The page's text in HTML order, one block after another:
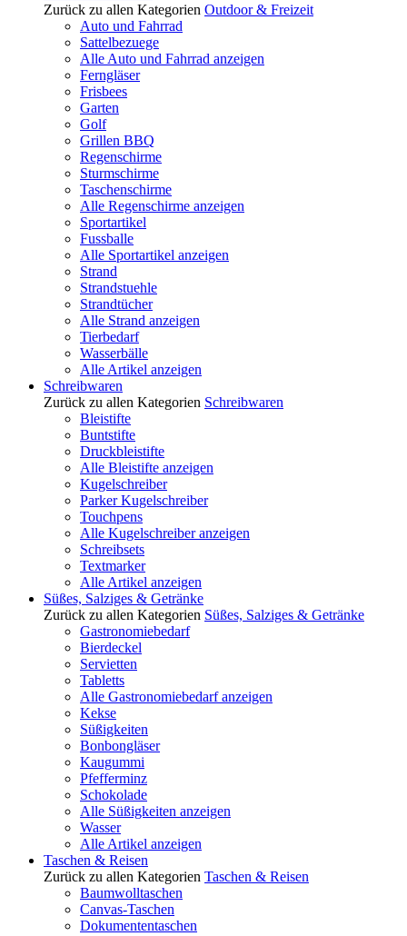
Zurück zu allen Kategorien Outdoor & Freizeit
Auto und Fahrrad
Sattelbezuege
Alle Auto und Fahrrad anzeigen
Ferngläser
Frisbees
Garten
Golf
Grillen BBQ
Regenschirme
Sturmschirme
Taschenschirme
Alle Regenschirme anzeigen
Sportartikel
Fussballe
Alle Sportartikel anzeigen
Strand
Strandstuehle
Strandtücher
Alle Strand anzeigen
Tierbedarf
Wasserbälle
Alle Artikel anzeigen
Schreibwaren
Zurück zu allen Kategorien Schreibwaren
Bleistifte
Buntstifte
Druckbleistifte
Alle Bleistifte anzeigen
Kugelschreiber
Parker Kugelschreiber
Touchpens
Alle Kugelschreiber anzeigen
Schreibsets
Textmarker
Alle Artikel anzeigen
Süßes, Salziges & Getränke
Zurück zu allen Kategorien Süßes, Salziges & Getränke
Gastronomiebedarf
Bierdeckel
Servietten
Tabletts
Alle Gastronomiebedarf anzeigen
Kekse
Süßigkeiten
Bonbongläser
Kaugummi
Pfefferminz
Schokolade
Alle Süßigkeiten anzeigen
Wasser
Alle Artikel anzeigen
Taschen & Reisen
Zurück zu allen Kategorien Taschen & Reisen
Baumwolltaschen
Canvas-Taschen
Dokumententaschen